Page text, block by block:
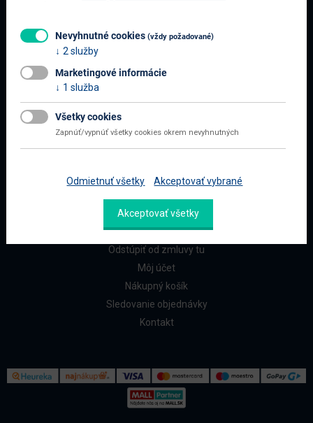
Všetko o nákupe
Najčastejšie otázky
Doprava a platba
ZÁKAZNÍCI
Reklamačný formulár
Odstúpiť od zmluvy tu
Môj účet
Nákupný košík
Sledovanie objednávky
Kontakt
Nevyhnutné cookies (vždy požadované)
2 služby
Marketingové informácie
1 služba
Všetky cookies
Zapnúť/vypnúť všetky cookies okrem nevyhnutných
Odmietnuť všetky Akceptovať vybrané
Akceptovať všetky